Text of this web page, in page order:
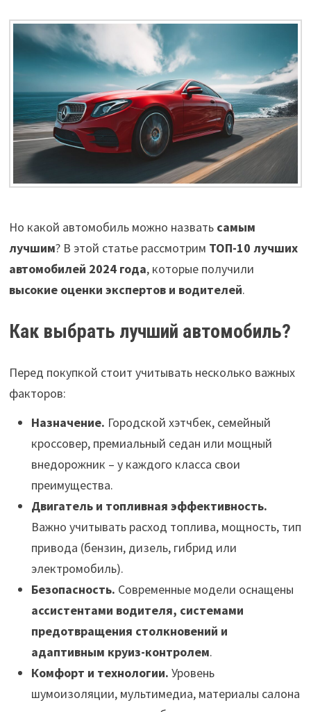
Но какой автомобиль можно назвать самым
лучшим? В этой статье рассмотрим ТОП-10 лучших
автомобилей 2024 года, которые получили
высокие оценки экспертов и водителей.
Как выбрать лучший автомобиль?
Перед покупкой стоит учитывать несколько важных
факторов:
Назначение. Городской хэтчбек, семейный
кроссовер, премиальный седан или мощный
внедорожник – у каждого класса свои
преимущества.
Двигатель и топливная эффективность.
Важно учитывать расход топлива, мощность, тип
привода (бензин, дизель, гибрид или
электромобиль).
Безопасность. Современные модели оснащены
ассистентами водителя, системами
предотвращения столкновений и
адаптивным круиз-контролем.
Комфорт и технологии. Уровень
шумоизоляции, мультимедиа, материалы салона